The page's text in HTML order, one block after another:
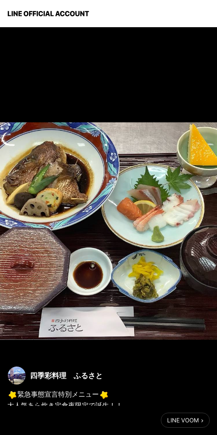
四季彩料理 ふるさと
緊急事態宣言特別メニュー
大人気あら炊き定食夜限定で誕生！！
5種の刺身や、デザートまでついてこのお値段です！
LINE VOOM